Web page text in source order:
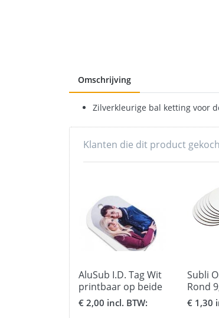
Omschrijving
Zilverkleurige bal ketting voor
Klanten die dit product
AluSub I.D. Tag Wit
printbaar op beide
zijdes - formaat 3 x
5 cm.
€ 2,00 incl. BTW:
Subli
Rond
€ 1,30